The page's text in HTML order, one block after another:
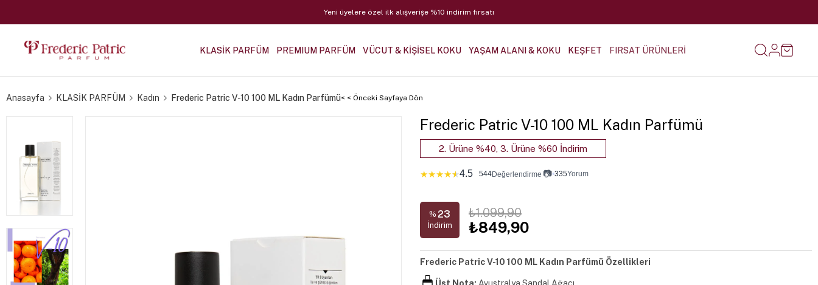
Yeni üyelere özel ilk alışverişe %10 indirim fırsatı
KLASİK PARFÜM PREMIUM PARFÜM VÜCUT & KİŞİSEL KOKU YAŞAM ALANI & KOKU KEŞFET FIRSAT ÜRÜNLERİ
Anasayfa KLASİK PARFÜM Kadın Frederic Patric V-10 100 ML Kadın Parfümü< < Önceki Sayfaya Dön
Frederic Patric V-10 100 ML Kadın Parfümü
2. Ürüne %40, 3. Ürüne %60 İndirim
★★★★★4.5 544Değerlendirme 📷•335Yorum
% 23
İndirim
₺1.099,90
₺849,90
Frederic Patric V-10 100 ML Kadın Parfümü Özellikleri
Üst Nota: Avustralya Sandal Ağacı